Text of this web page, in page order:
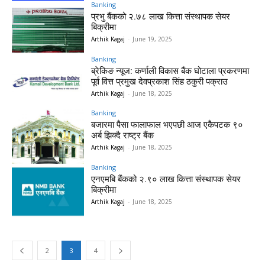
Banking
प्रभु बैंकको २.७८ लाख कित्ता संस्थापक सेयर
बिक्रीमा
Arthik Kagaj - June 19, 2025
Banking
ब्रेकिङ न्यूज: कर्णाली विकास बैंक घोटाला प्रकरणमा
पूर्व वित्त प्रमुख देवप्रकाश सिंह ठकुरी पक्राउ
Arthik Kagaj - June 18, 2025
Banking
बजारमा पैसा फालाफाल भएपछी आज एकैपटक ९०
अर्ब झिक्दै राष्ट्र बैंक
Arthik Kagaj - June 18, 2025
Banking
एनएमबि बैंकको २.९० लाख कित्ता संस्थापक सेयर
बिक्रीमा
Arthik Kagaj - June 18, 2025
2 3 4